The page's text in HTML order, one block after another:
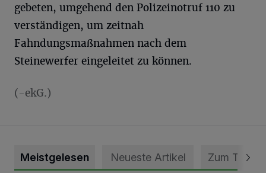
gebeten, umgehend den Polizeinotruf 110 zu
verständigen, um zeitnah
Fahndungsmaßnahmen nach dem
Steinewerfer eingeleitet zu können.
(-ekG.)
Meistgelesen Neueste Artikel Zum Thema